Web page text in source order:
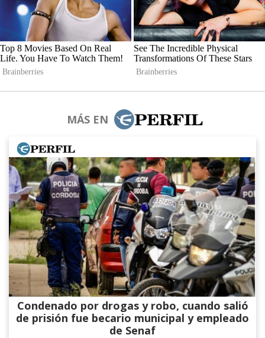
MÁS EN
Condenado por drogas y robo, cuando salió
de prisión fue becario municipal y empleado
de Senaf